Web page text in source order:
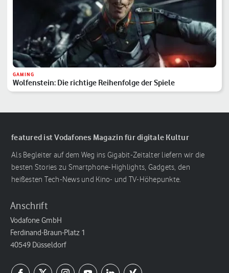
GAMING
Wolfenstein: Die richtige Reihenfolge der Spiele
featured ist Vodafones Magazin für digitale Kultur
Als Begleiter auf dem Weg ins Gigabit-Zeitalter liefern wir die
besten Stories zu Smartphone-Highlights, Gadgets, den
heißesten Tech-News und Kino- und TV-Höhepunkte.
Anschrift
Vodafone GmbH
Ferdinand-Braun-Platz 1
40549 Düsseldorf